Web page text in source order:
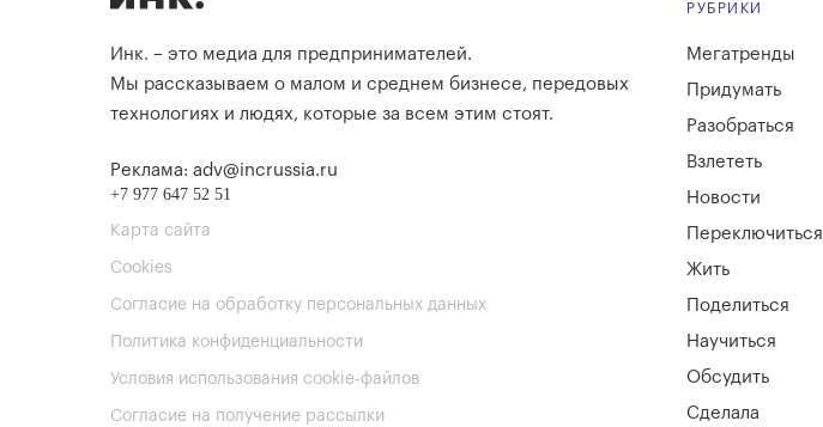
Инк. – это медиа для предпринимателей.
Мы рассказываем о малом и среднем бизнесе, передовых
технологиях и людях, которые за всем этим стоят.
Реклама: adv@incrussia.ru
+7 977 647 52 51
Карта сайта
Cookies
Согласие на обработку персональных данных
Политика конфиденциальности
Условия использования cookie-файлов
Согласие на получение рассылки
РУБРИКИ
Мегатренды
Придумать
Разобраться
Взлететь
Новости
Переключиться
Жить
Поделиться
Научиться
Обсудить
Сделала